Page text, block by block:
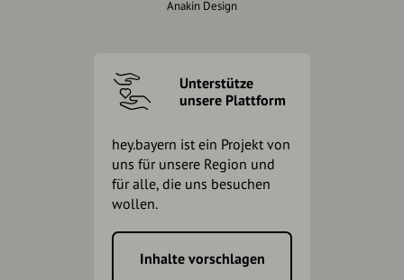
Anakin Design
Unterstütze
unsere Plattform
hey.bayern ist ein Projekt von
uns für unsere Region und
für alle, die uns besuchen
wollen.
Inhalte vorschlagen